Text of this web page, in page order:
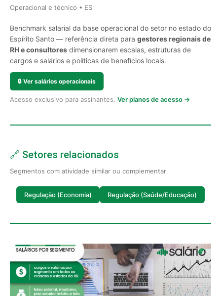
Operacional e técnico • ES
Benchmark salarial da base operacional do setor no estado do
Espírito Santo — referência direta para gestores regionais de
RH e consultores dimensionarem escalas, estruturas de
cargos e salários e políticas de benefícios locais.
🔒 Ver salários operacionais
Acesso exclusivo para assinantes. Ver planos de acesso →
🔗 Setores relacionados
Segmentos com atividade similar ou complementar
Regulação (Economia) Regulação (Saúde/Educação)